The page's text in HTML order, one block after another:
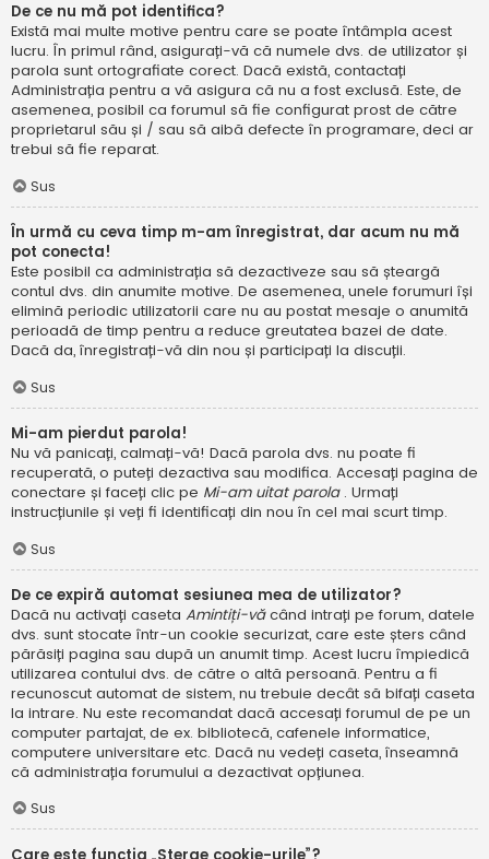
De ce nu mă pot identifica?
Există mai multe motive pentru care se poate întâmpla acest
lucru. În primul rând, asigurați-vă că numele dvs. de utilizator și
parola sunt ortografiate corect. Dacă există, contactați
Administrația pentru a vă asigura că nu a fost exclusă. Este, de
asemenea, posibil ca forumul să fie configurat prost de către
proprietarul său și / sau să aibă defecte în programare, deci ar
trebui să fie reparat.
Sus
În urmă cu ceva timp m-am înregistrat, dar acum nu mă
pot conecta!
Este posibil ca administrația să dezactiveze sau să șteargă
contul dvs. din anumite motive. De asemenea, unele forumuri își
elimină periodic utilizatorii care nu au postat mesaje o anumită
perioadă de timp pentru a reduce greutatea bazei de date.
Dacă da, înregistrați-vă din nou și participați la discuții.
Sus
Mi-am pierdut parola!
Nu vă panicați, calmați-vă! Dacă parola dvs. nu poate fi
recuperată, o puteți dezactiva sau modifica. Accesați pagina de
conectare și faceți clic pe Mi-am uitat parola . Urmați
instrucțiunile și veți fi identificați din nou în cel mai scurt timp.
Sus
De ce expiră automat sesiunea mea de utilizator?
Dacă nu activați caseta Amintiți-văcând intrați pe forum, datele
dvs. sunt stocate într-un cookie securizat, care este șters când
părăsiți pagina sau după un anumit timp. Acest lucru împiedică
utilizarea contului dvs. de către o altă persoană. Pentru a fi
recunoscut automat de sistem, nu trebuie decât să bifați caseta
la intrare. Nu este recomandat dacă accesați forumul de pe un
computer partajat, de ex. bibliotecă, cafenele informatice,
computere universitare etc. Dacă nu vedeți caseta, înseamnă
că administrația forumului a dezactivat opțiunea.
Sus
Care este funcția „Șterge cookie-urile”?